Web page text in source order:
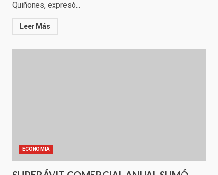
Quiñones, expresó...
Leer Más
ECONOMIA